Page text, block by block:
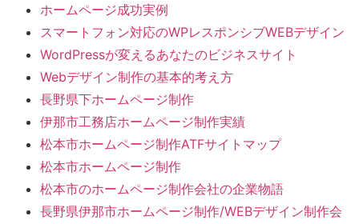
ホームページ成功実例
スマートフォン対応のWPレスポンシブWEBデザイン
WordPressが変えるあなたのビジネスサイト
Webデザイン制作の基本的考え方
長野県下ホームページ制作
伊那市工務店ホームページ制作実績
松本市ホームページ制作ATFサイトマップ
松本市ホームページ制作
松本市のホームページ制作会社の企業物語
長野県伊那市ホームページ制作/WEBデザイン制作会